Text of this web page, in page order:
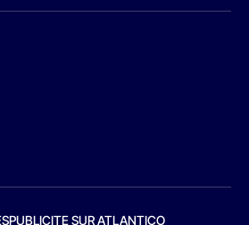
PUBLICITE SUR ATLANTICO